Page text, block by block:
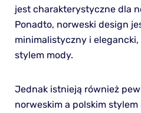
jest charakterystyczne dla
Ponadto, norweski design
minimalistyczny i
stylem mody.
Jednak istnieją również
norweskim a polskim stylem